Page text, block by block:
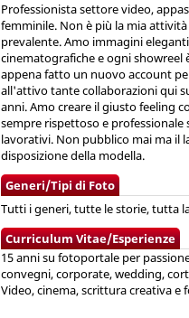
Professionista settore video,
femminile. Non è più la mia
prevalente. Amo immagini
cinematografiche e ogni showreel
appena fatto un nuovo account
all'attivo tante collaborazioni qui
anni. Amo creare il giusto feeling
sempre rispettoso e
lavorativi. Non pubblico mai ma il
disposizione della modella.
Generi/Tipi di Foto
Tutti i generi, tutte le storie, tutta
Curriculum Vitae/Esperienze
15 anni su fotoportale per
convegni, corporate, wedding,
Video, cinema, scrittura creativa e